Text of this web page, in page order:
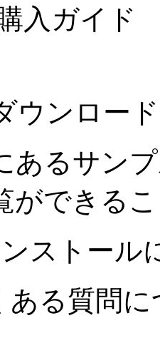
入ガイド
ウンロー
あるサン
ができる
ストール
問に